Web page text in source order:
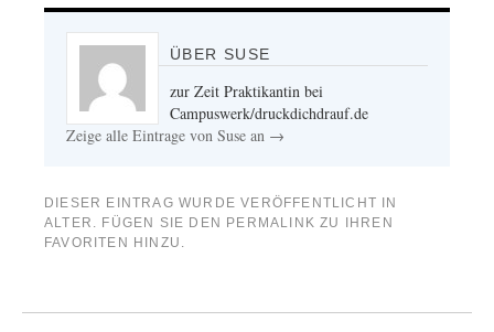
ÜBER SUSE
zur Zeit Praktikantin bei
Campuswerk/druckdichdrauf.de
Zeige alle Eintrage von Suse an →
DIESER EINTRAG WURDE VERÖFFENTLICHT IN
ALTER . FÜGEN SIE DEN PERMALINK ZU IHREN
FAVORITEN HINZU.